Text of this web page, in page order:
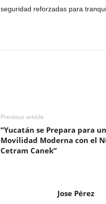
seguridad reforzadas para
Previous article
“Yucatán se Prepara para
Movilidad Moderna con el
Cetram Canek”
Jose Pérez